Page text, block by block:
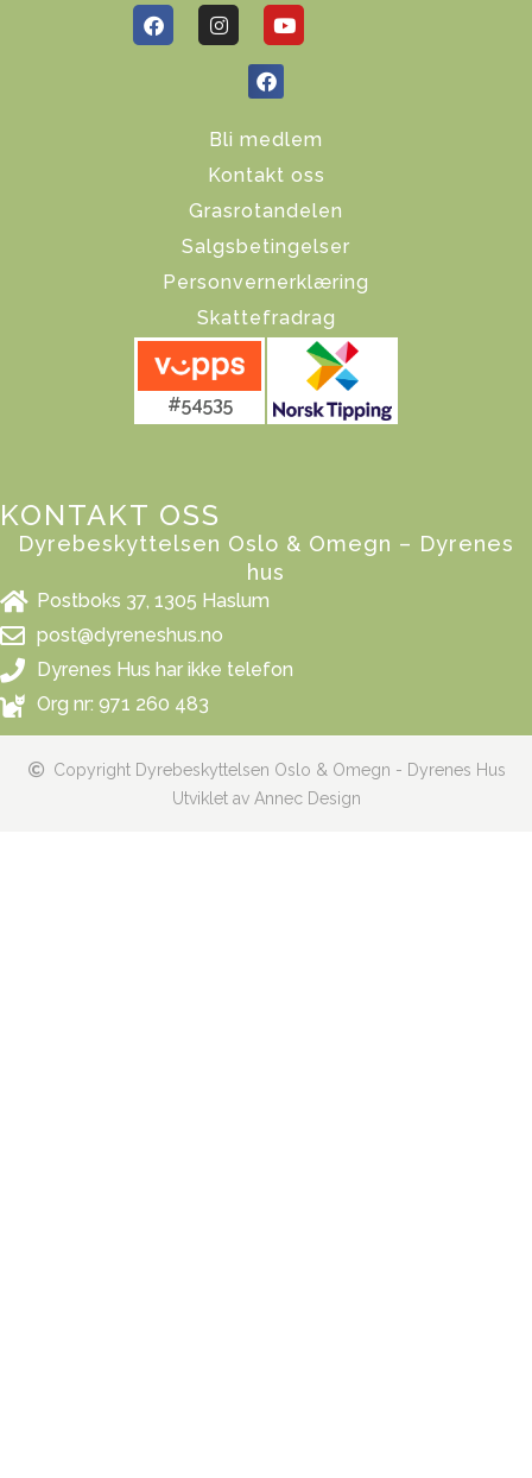
Bli medlem
Kontakt oss
Grasrotandelen
Salgsbetingelser
Personvernerklæring
Skattefradrag
#54535
KONTAKT OSS
Dyrebeskyttelsen Oslo & Omegn – Dyrenes
hus
Postboks 37, 1305 Haslum
post@dyreneshus.no
Dyrenes Hus har ikke telefon
Org nr: 971 260 483
Copyright Dyrebeskyttelsen Oslo & Omegn - Dyrenes Hus
Utviklet av Annec Design